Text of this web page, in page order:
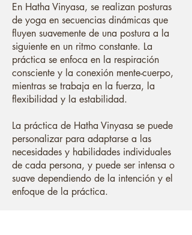
En Hatha Vinyasa, se realizan posturas
de yoga en secuencias dinámicas que
fluyen suavemente de una postura a la
siguiente en un ritmo constante. La
práctica se enfoca en la respiración
consciente y la conexión mente-cuerpo,
mientras se trabaja en la fuerza, la
flexibilidad y la estabilidad.
La práctica de Hatha Vinyasa se puede
personalizar para adaptarse a las
necesidades y habilidades individuales
de cada persona, y puede ser intensa o
suave dependiendo de la intención y el
enfoque de la práctica.